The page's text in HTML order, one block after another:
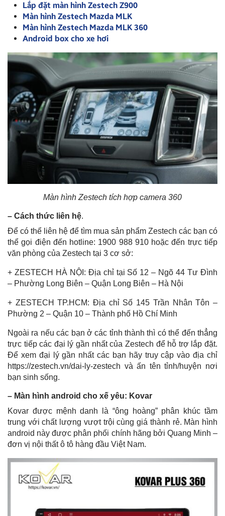
Lắp đặt màn hình Zestech Z900
Màn hình Zestech Mazda MLK
Màn hình Zestech Mazda MLK 360
Android box cho xe hơi
Màn hình Zestech tích hợp camera 360
– Cách thức liên hệ.
Để có thể liên hệ để tìm mua sản phẩm Zestech các bạn có
thể gọi điện đến hotline: 1900 988 910 hoặc đến trực tiếp
văn phòng của Zestech tại 3 cơ sở:
+ ZESTECH HÀ NỘI: Địa chỉ tại Số 12 – Ngõ 44 Tư Đình
– Phường Long Biên – Quận Long Biên – Hà Nội
+ ZESTECH TP.HCM: Địa chỉ Số 145 Trần Nhân Tôn –
Phường 2 – Quận 10 – Thành phố Hồ Chí Minh
Ngoài ra nếu các bạn ở các tỉnh thành thì có thể đến thẳng
trực tiếp các đại lý gần nhất của Zestech để hỗ trợ lắp đặt.
Để xem đại lý gần nhất các bạn hãy truy cập vào địa chỉ
https://zestech.vn/dai-ly-zestech và ấn tên tỉnh/huyện nơi
bạn sinh sống.
– Màn hình android cho xế yêu: Kovar
Kovar được mệnh danh là “ông hoàng” phân khúc tầm
trung với chất lượng vượt trội cùng giá thành rẻ. Màn hình
android này được phân phối chính hãng bởi Quang Minh –
đơn vị nội thất ô tô hàng đầu Việt Nam.